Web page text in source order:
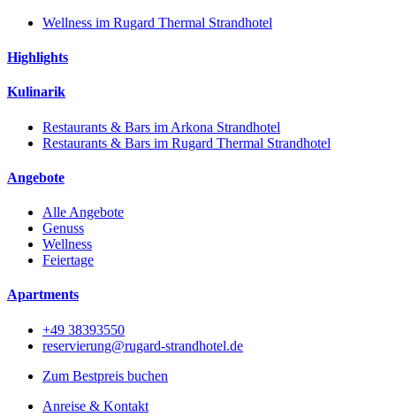
Wellness im Rugard Thermal Strandhotel
Highlights
Kulinarik
Restaurants & Bars im Arkona Strandhotel
Restaurants & Bars im Rugard Thermal Strandhotel
Angebote
Alle Angebote
Genuss
Wellness
Feiertage
Apartments
+49 38393550
reservierung@rugard-strandhotel.de
Zum Bestpreis buchen
Anreise & Kontakt